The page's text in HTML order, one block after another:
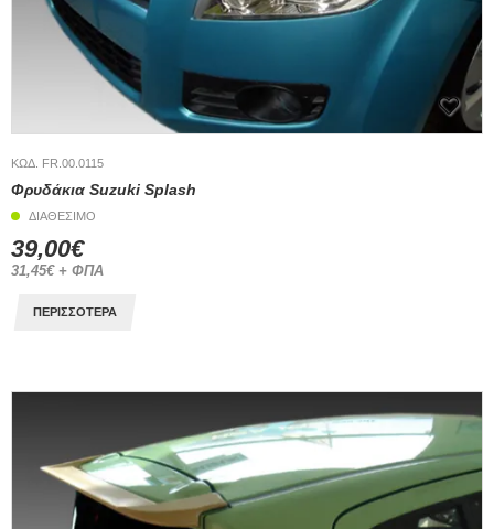
ΚΩΔ. FR.00.0115
Φρυδάκια Suzuki Splash
ΔΙΑΘΕΣΙΜΟ
39,00€
31,45€ + ΦΠΑ
ΠΕΡΙΣΣΟΤΕΡΑ